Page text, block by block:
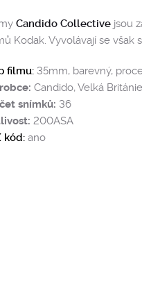
Candido Collective jsou
Kodak. Vyvolávají se však
filmu: 35mm, barevný,
Candido, Velká Británie
snímků: 36
200ASA
kód: ano